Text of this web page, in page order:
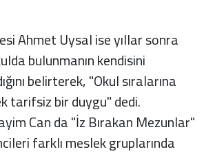
Ahmet Uysal ise yıllar sonra
bulunmanın kendisini
belirterek, "Okul sıralarına
tarifsiz bir duygu" dedi.
Can da "İz Bırakan Mezunlar"
farklı meslek gruplarında